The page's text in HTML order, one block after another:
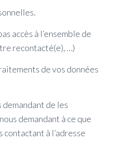
accès à l’ensemble de
recontacté(e), …)
de vos données
demandant de les
demandant à ce que
à l’adresse